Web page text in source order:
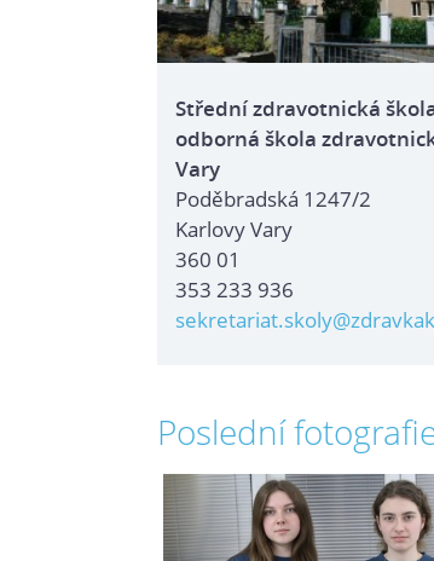
Střední zdravotnická
odborná škola
Vary
Poděbradská 1247/2
Karlovy Vary
360 01
353 233 936
Poslední